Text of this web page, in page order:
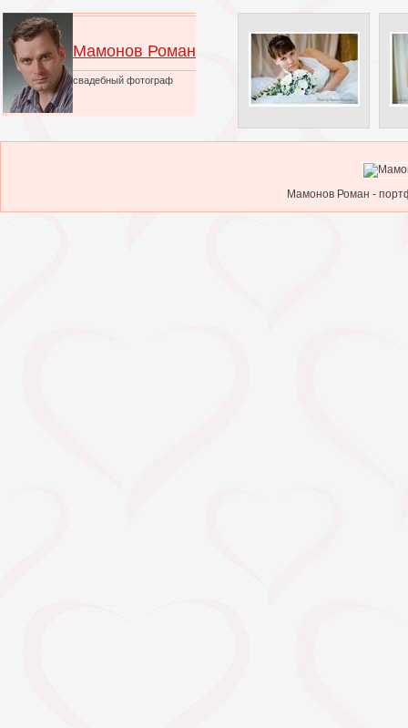
Мамонов Роман
свадебный фотограф
Мамонов Роман -